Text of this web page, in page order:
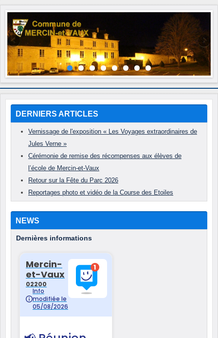
DERNIERS ARTICLES
Vernissage de l'exposition « Les Voyages extraordinaires de
Jules Verne »
Cérémonie de remise des récompenses aux élèves de
l’école de Mercin-et-Vaux
Retour sur la Fête du Parc 2026
Reportages photo et vidéo de la Course des Etoiles
NEWS
Dernières informations
Année
précédente
Mois
précédent
Année
suivante
Mois
suivant